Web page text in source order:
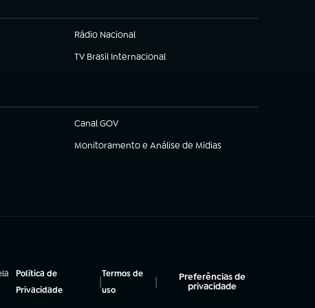
Rádio Nacional
(abre em nova aba)
TV Brasil Internacional
(abre em nova aba)
Canal GOV
(abre em nova aba)
Monitoramento e Análise de Mídias
(abre em nova aba)
Política de
Privacidade
(abre em nova aba) |Termos de
uso
(abre em nova aba)
|
Preferências de
privacidade